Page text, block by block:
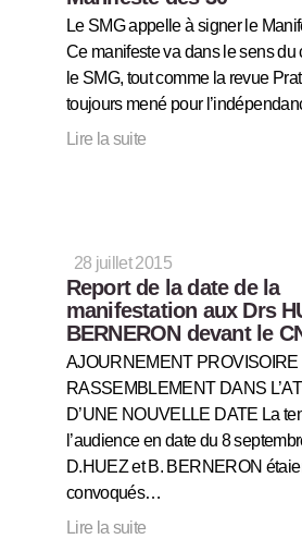
Le SMG appelle à signer le
Ce manifeste va dans le sens du
le SMG, tout comme la revue
toujours mené pour
Lire la suite
28 juillet 2015
Report de la date de la
manifestation aux Drs
BERNERON devant le
AJOURNEMENT PROVISOIRE
RASSEMBLEMENT DANS
D’UNE NOUVELLE DATE La
l’audience en date du 8
D.HUEZ et B. BERNERON
convoqués…
Lire la suite